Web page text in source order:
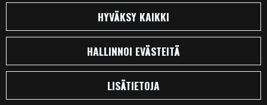
HYVÄKSY KAIKKI
HALLINNOI EVÄSTEITÄ
LISÄTIETOJA
© Karelian Seikkailu-urheilijat ry Karsu 2024. Sivusto: